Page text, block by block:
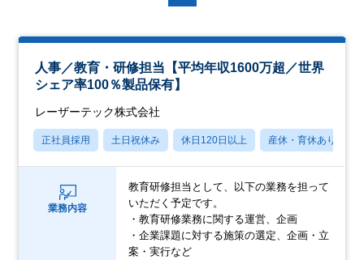
人事／教育・研修担当【平均年収1600万超／世界
シェア率100％製品保有】
レーザーテック株式会社
正社員採用 土日祝休み 休日120日以上 産休・育休あり
業務内容
教育研修担当として、以下の業務を担って
いただく予定です。
・教育研修業務に関する運営、企画
・企業課題に対する施策の選定、企画・立
案・実行など